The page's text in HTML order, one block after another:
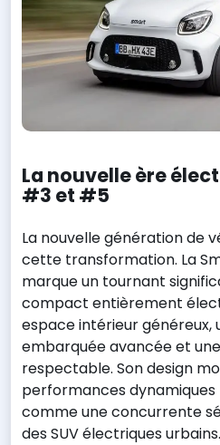
La nouvelle ère
#3 et #5
La nouvelle génération de
cette transformation. La
marque un tournant
compact entièrement
espace intérieur généreux,
embarquée avancée et
respectable. Son design
performances
comme une concurrente
des SUV électriques urbains.